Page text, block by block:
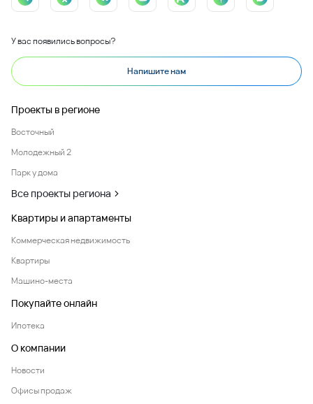
У вас появились вопросы?
Напишите нам
Проекты в регионе
Восточный
Молодежный 2
Парк у дома
Все проекты региона
Квартиры и апартаменты
Коммерческая недвижимость
Квартиры
Машино-места
Покупайте онлайн
Ипотека
О компании
Новости
Офисы продаж